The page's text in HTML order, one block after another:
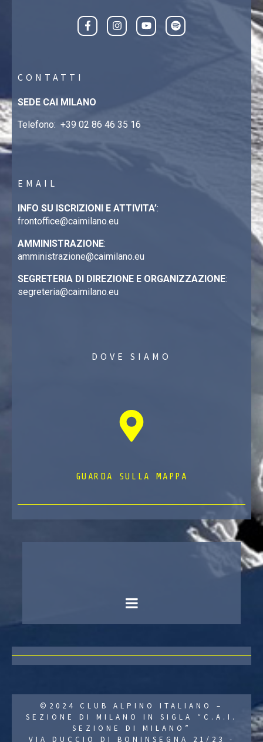
CONTATTI
SEDE CAI MILANO
Telefono: +39 02 86 46 35 16
EMAIL
INFO SU ISCRIZIONI E ATTIVITA’:
frontoffice@caimilano.eu
AMMINISTRAZIONE:
amministrazione@caimilano.eu
SEGRETERIA DI DIREZIONE E ORGANIZZAZIONE:
segreteria@caimilano.eu
DOVE SIAMO
GUARDA SULLA MAPPA
©2024 CLUB ALPINO ITALIANO –
SEZIONE DI MILANO IN SIGLA “C.A.I.
SEZIONE DI MILANO”
VIA DUCCIO DI BONINSEGNA 21/23 -